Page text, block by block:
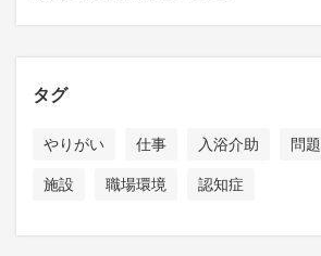
タグ
やりがい 仕事 入浴介助 問題
施設
職場環境 認知症